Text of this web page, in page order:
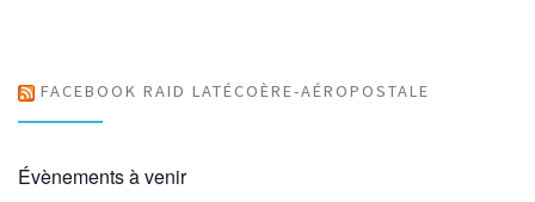
FACEBOOK RAID LATÉCOÈRE-AÉROPOSTALE
Évènements à venir